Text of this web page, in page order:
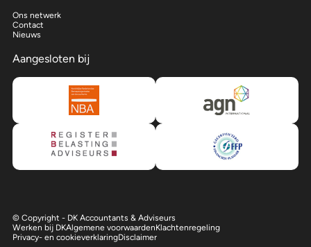
Ons netwerk
Contact
Nieuws
Aangesloten bij
© Copyright - DK Accountants & Adviseurs
Werken bij DKAlgemene voorwaardenKlachtenregeling
Privacy- en cookieverklaringDisclaimer